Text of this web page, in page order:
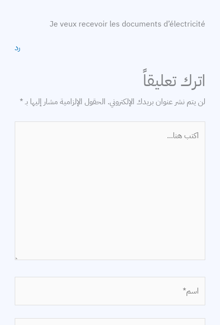
Je veux recevoir les documents d’électricité
رد
اترك تعليقاً
لن يتم نشر عنوان بريدك الإلكتروني. الحقول الإلزامية مشار إليها بـ*